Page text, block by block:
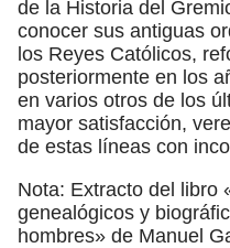
de la Historia del
conocer sus antiguas
los Reyes Católicos,
posteriormente en los
en varios otros de los
mayor satisfacción,
de estas líneas con
Nota: Extracto del libro
genealógicos y
hombres» de Manuel